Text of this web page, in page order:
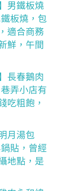
男鐵板燒
板燒，包
適合商務
鮮，午間
長春鵝肉
弄小店有
吃粗飽，
月湯包
貼，曾經
地點，是